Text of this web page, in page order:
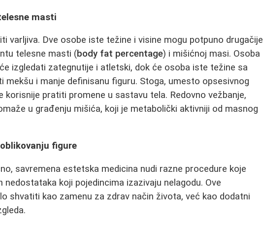
masti
varljiva. Dve osobe iste težine i visine mogu potpuno drugačije
telesne masti (body fat percentage) i mišićnoj masi. Osoba
izgledati zategnutije i atletski, dok će osoba iste težine sa
i manje definisanu figuru. Stoga, umesto opsesivnog
korisnije pratiti promene u sastavu tela. Redovno vežbanje,
u građenju mišića, koji je metabolički aktivniji od masnog
figure
savremena estetska medicina nudi razne procedure koje
koji pojedincima izazivaju nelagodu. Ove
shvatiti kao zamenu za zdrav način života, već kao dodatni